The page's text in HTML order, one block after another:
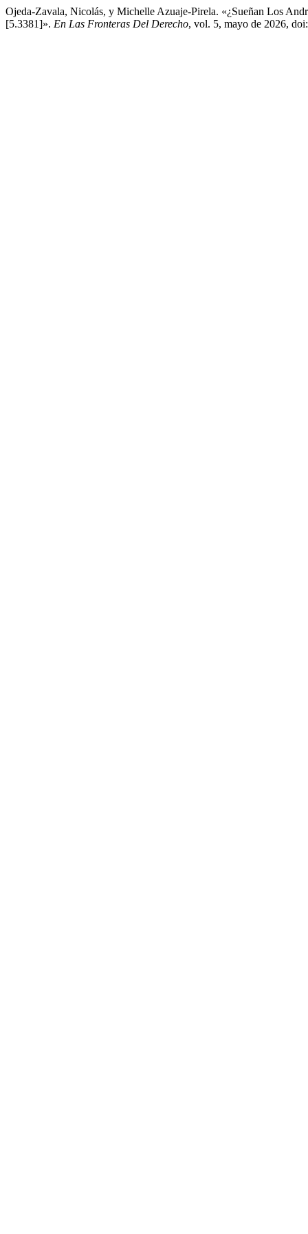
Ojeda-Zavala, Nicolás, y Michelle Azuaje-Pirela. «¿Sueñan Los
[5.3381]». En Las Fronteras Del Derecho, vol. 5, mayo de 2026,